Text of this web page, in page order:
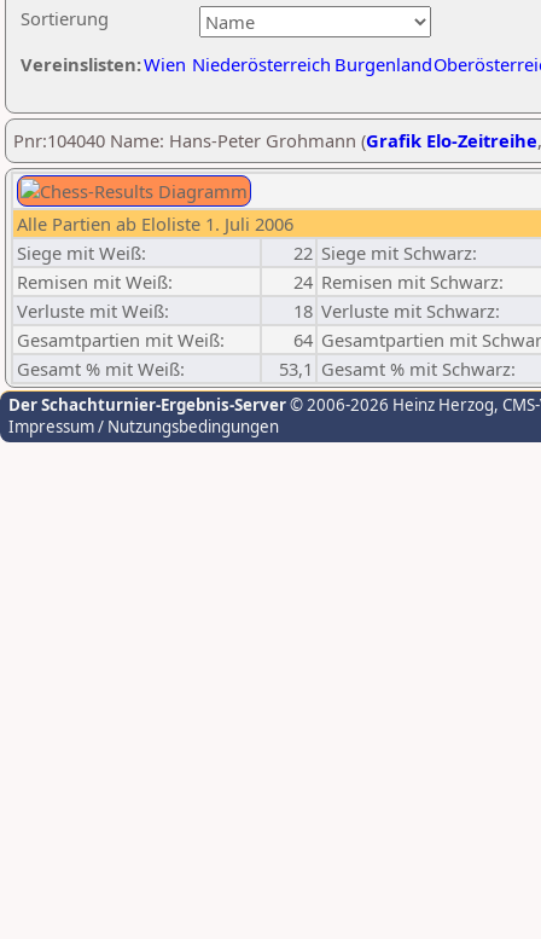
Sortierung
Vereinslisten:Wien Niederösterreich Burgenland
Pnr:104040 Name: Hans-Peter Grohmann (Grafik Elo-Zeitreihe
Alle Partien ab Eloliste 1. Juli 2006
Siege mit Weiß:
22 Siege mit Schwarz:
Remisen mit Weiß:
24 Remisen mit Schwarz:
Verluste mit Weiß:
18 Verluste mit Schwarz:
Gesamtpartien mit Weiß:
64 Gesamtpartien mit
Gesamt % mit Weiß:
53,1 Gesamt % mit Schwarz:
Der Schachturnier-Ergebnis-Server© 2006-2026 Heinz Herzog,
Impressum / Nutzungsbedingungen